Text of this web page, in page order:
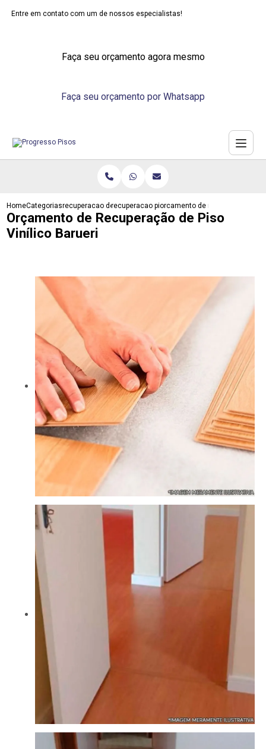
Entre em contato com um de nossos especialistas!
Faça seu orçamento agora mesmo
Faça seu orçamento por Whatsapp
HomeCategoriasrecuperacao de pisosrecuperacao piso em madeiraorcamento de recuperacao de
Orçamento de Recuperação de Piso
Vinílico Barueri